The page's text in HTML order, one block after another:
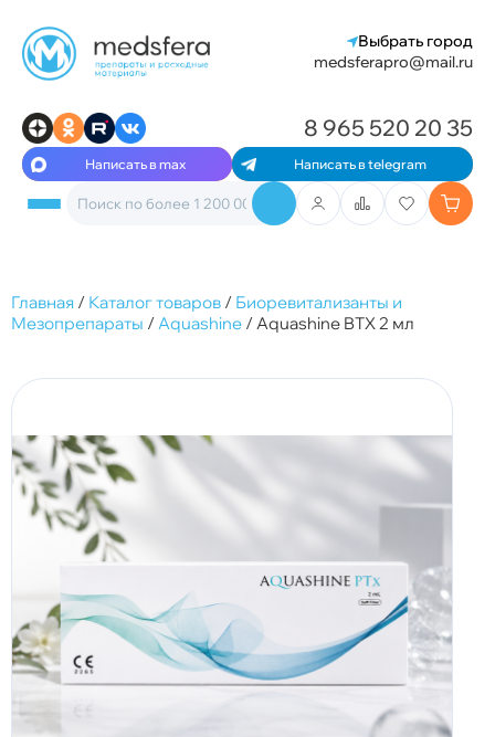
Выбрать город
medsferapro@mail.ru
Написать в max Написать в telegram
8 965 520 20 35
Главная / Каталог товаров / Биоревитализанты и
Мезопрепараты /Aquashine /Aquashine BTX 2 мл